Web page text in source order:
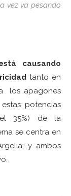
vez va pesando
causando
tanto en
los apagones
potencias
35%) de la
se centra en
y ambos